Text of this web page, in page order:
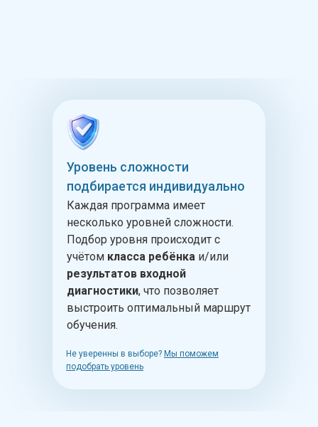
Уровень сложности
подбирается индивидуально
Не уверенны в выборе? Мы поможем
подобрать уровень
Каждая программа имеет
несколько уровней сложности.
Подбор уровня происходит с
учётом класса ребёнка и/или
результатов входной
диагностики, что позволяет
выстроить оптимальный маршрут
обучения.